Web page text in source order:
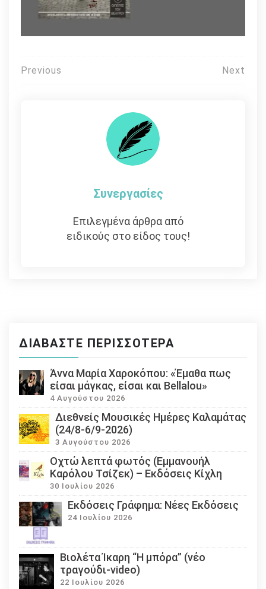
Πλοήγηση
Previous Next
Συνεργασίες
Επιλεγμένα άρθρα από
ειδικούς στο είδος τους!
ΔΙΑΒΆΣΤΕ ΠΕΡΙΣΣΌΤΕΡΑ
Άννα Μαρία Χαροκόπου: «Έμαθα πως
είσαι μάγκας, είσαι και Bellalou»
4 Αυγούστου 2026
Διεθνείς Μουσικές Ημέρες Καλαμάτας
(24/8-6/9-2026)
3 Αυγούστου 2026
Οχτώ λεπτά φωτός (Εμμανουήλ
Καρόλου Τσίζεκ) – Εκδόσεις Κίχλη
30 Ιουλίου 2026
Εκδόσεις Γράφημα: Νέες Εκδόσεις
24 Ιουλίου 2026
Βιολέτα Ίκαρη “Η μπόρα” (νέο
τραγούδι-video)
22 Ιουλίου 2026